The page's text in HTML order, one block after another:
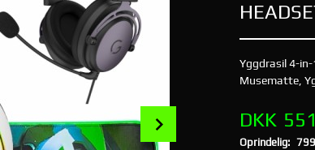
Yggdrasil 4-in-
Musematte,
Tilbud
DKK
Oprindelig: